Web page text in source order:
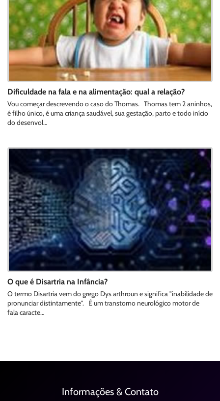
Dificuldade na fala e na alimentação: qual a relação?
Vou começar descrevendo o caso do Thomas. Thomas tem 2 aninhos,
é filho único, é uma criança saudável, sua gestação, parto e todo início
do desenvol…
O que é Disartria na Infância?
O termo Disartria vem do grego Dys arthroun e significa "inabilidade de
pronunciar distintamente". É um transtorno neurológico motor de
fala caracte…
Informações & Contato